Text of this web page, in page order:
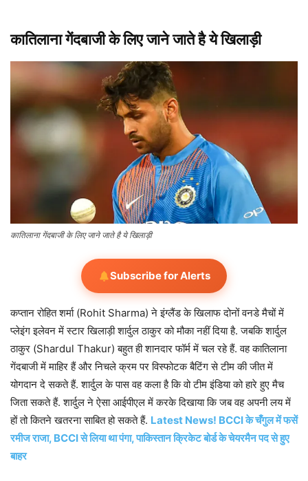
कातिलाना गेंदबाजी के लिए जाने जाते है ये खिलाड़ी
कातिलाना गेंदबाजी के लिए जाने जाते है ये खिलाड़ी
Subscribe for Alerts
कप्तान रोहित शर्मा (Rohit Sharma) ने इंग्लैंड के खिलाफ दोनों वनडे मैचों में
प्लेइंग इलेवन में स्टार खिलाड़ी शार्दुल ठाकुर को मौका नहीं दिया है. जबकि शार्दुल
ठाकुर (Shardul Thakur) बहुत ही शानदार फॉर्म में चल रहे हैं. वह कातिलाना
गेंदबाजी में माहिर हैं और निचले क्रम पर विस्फोटक बैटिंग से टीम की जीत में
योगदान दे सकते हैं. शार्दुल के पास वह कला है कि वो टीम इंडिया को हारे हुए मैच
जिता सकते हैं. शार्दुल ने ऐसा आईपीएल में करके दिखाया कि जब वह अपनी लय में
हों तो कितने खतरना साबित हो सकते हैं. Latest News! BCCI के चँगुल में फसें
रमीज राजा, BCCI से लिया था पंगा, पाकिस्तान क्रिकेट बोर्ड के चेयरमैन पद से हुए
बाहर